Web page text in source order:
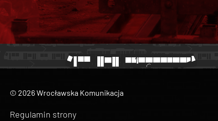
© 2026 Wrocławska Komunikacja
Regulamin strony